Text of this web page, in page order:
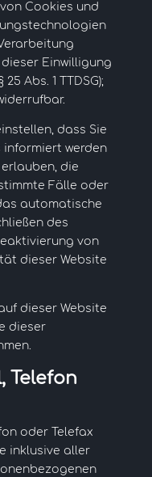
Cookies und
Einwilligung
Abs. 1 TTDSG);
dass Sie
informiert werden
die
Fälle oder
automatische
des
von
dieser Website
dieser Website
dieser
Telefon
oder Telefax
inklusive aller